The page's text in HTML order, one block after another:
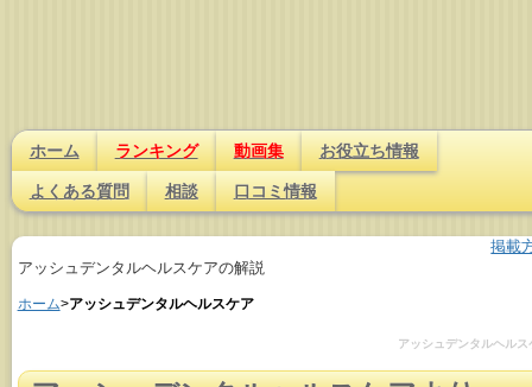
ホーム ランキング 動画集 お役立ち情報
よくある質問 相談 口コミ情報
掲載
アッシュデンタルヘルスケアの解説
ホーム>アッシュデンタルヘルスケア
アッシュデンタルヘルス